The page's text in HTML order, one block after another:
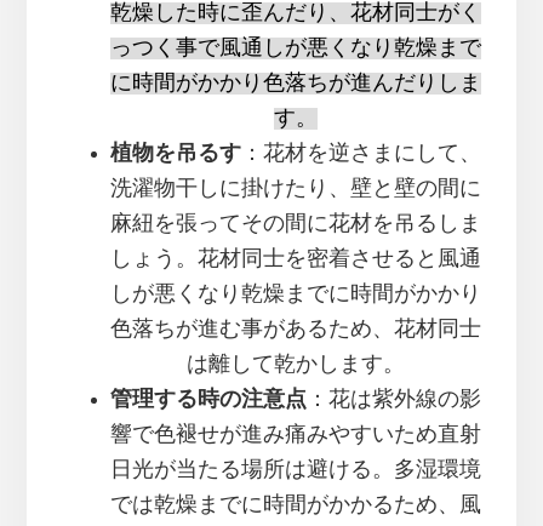
乾燥した時に歪んだり、花材同士がく
っつく事で風通しが悪くなり乾燥まで
に時間がかかり色落ちが進んだりしま
す。
植物を吊るす ：花材を逆さまにして、
洗濯物干しに掛けたり、壁と壁の間に
麻紐を張ってその間に花材を吊るしま
しょう。花材同士を密着させると風通
しが悪くなり乾燥までに時間がかかり
色落ちが進む事があるため、花材同士
は離して乾かします。
管理する時の注意点 ：花は紫外線の影
響で色褪せが進み痛みやすいため直射
日光が当たる場所は避ける。多湿環境
では乾燥までに時間がかかるため、風